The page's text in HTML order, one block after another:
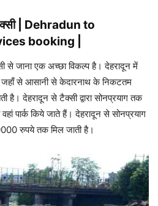
| Dehradun to
booking |
से जाना एक अच्छा विकल्प है। देहरादून में
जहाँ से आसानी से केदारनाथ के निकटतम
है। देहरादून से टैक्सी द्वारा सोनप्रयाग तक
पार्क किये जाते हैं। देहरादून से सोनप्रयाग
रुपये तक मिल जाती है।